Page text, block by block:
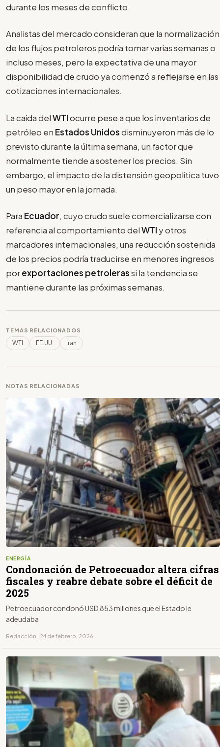
durante los meses de conflicto.
Analistas del mercado consideran que la normalización
de los flujos petroleros podría tomar varias semanas o
incluso meses, pero la expectativa de una mayor
disponibilidad de crudo ya comenzó a reflejarse en las
cotizaciones internacionales.
La caída delWTIocurre pese a que los inventarios de
petróleo en Estados Unidosdisminuyeron más de lo
previsto durante la última semana, un factor que
normalmente tiende a sostener los precios. Sin
embargo, el impacto de la distensión geopolítica tuvo
un peso mayor en la jornada.
Para Ecuador, cuyo crudo suele comercializarse con
referencia al comportamiento delWTI y otros
marcadores internacionales, una reducción sostenida
de los precios podría traducirse en menores ingresos
porexportaciones petrolerassi la tendencia se
mantiene durante las próximas semanas.
TEMAS RELACIONADOS
WTI EE.UU. Iran
NOTAS RELACIONADAS
ENERGÍA
Condonación de Petroecuador altera cifras
fiscales y reabre debate sobre el déficit de
2025
Petroecuador condonó USD 853 millones que el Estado le
adeudaba
Redacción · 24 de febrero, 2026